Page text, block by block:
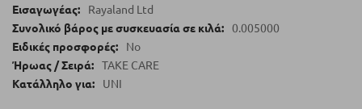
Rayaland Ltd
0.005000
No
TAKE CARE
UNI